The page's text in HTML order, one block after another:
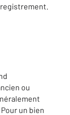
ou
un bien